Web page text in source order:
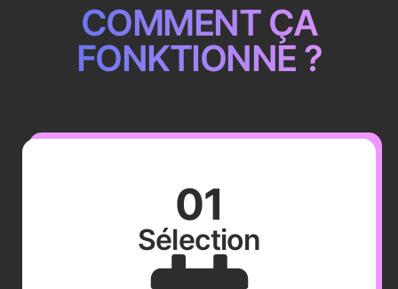
COMMENT ÇA
FONKTIONNE ?
01
Sélection